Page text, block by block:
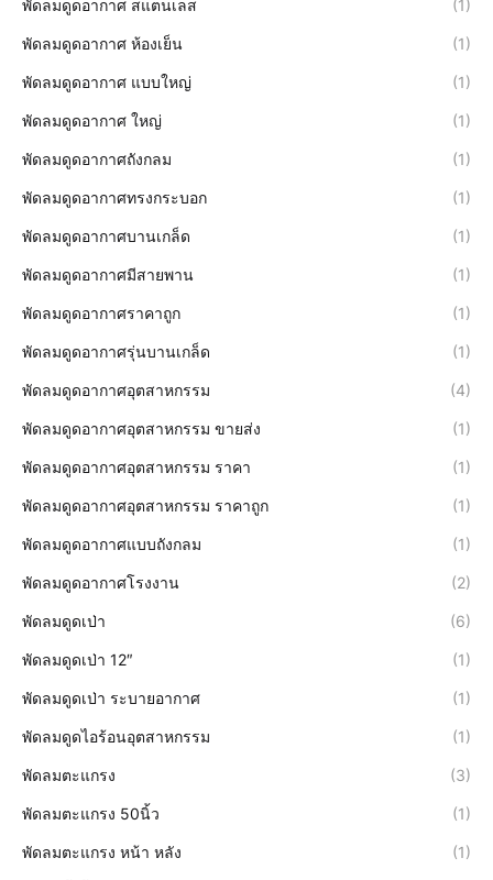
พัดลมดูดอากาศ สแตนเลส (1)
พัดลมดูดอากาศ ห้องเย็น (1)
พัดลมดูดอากาศ แบบใหญ่ (1)
พัดลมดูดอากาศ ใหญ่ (1)
พัดลมดูดอากาศถังกลม (1)
พัดลมดูดอากาศทรงกระบอก (1)
พัดลมดูดอากาศบานเกล็ด (1)
พัดลมดูดอากาศมีสายพาน (1)
พัดลมดูดอากาศราคาถูก (1)
พัดลมดูดอากาศรุ่นบานเกล็ด (1)
พัดลมดูดอากาศอุตสาหกรรม (4)
พัดลมดูดอากาศอุตสาหกรรม ขายส่ง (1)
พัดลมดูดอากาศอุตสาหกรรม ราคา (1)
พัดลมดูดอากาศอุตสาหกรรม ราคาถูก (1)
พัดลมดูดอากาศแบบถังกลม (1)
พัดลมดูดอากาศโรงงาน (2)
พัดลมดูดเป่า (6)
พัดลมดูดเป่า 12″ (1)
พัดลมดูดเป่า ระบายอากาศ (1)
พัดลมดูดไอร้อนอุตสาหกรรม (1)
พัดลมตะแกรง (3)
พัดลมตะแกรง 50นิ้ว (1)
พัดลมตะแกรง หน้า หลัง (1)